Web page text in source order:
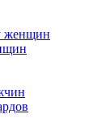
женщин